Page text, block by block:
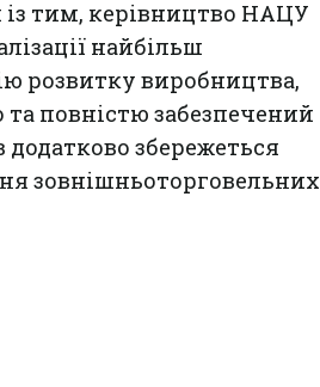
із тим, керівництво НАЦУ
найбільш
розвитку виробництва,
повністю забезпечений
збережеться
зовнішньоторговельних